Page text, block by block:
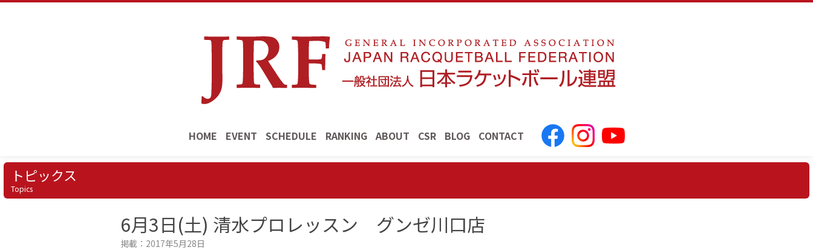
HOME EVENT SCHEDULE RANKING ABOUT CSR BLOG CONTACT
トピックス
Topics
6月3日(土) 清水プロレッスン グンゼ川口店
掲載：2017年5月28日